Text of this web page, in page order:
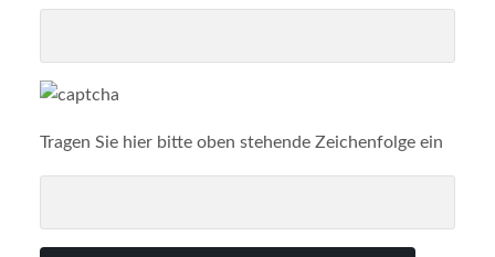
Tragen Sie hier bitte oben stehende Zeichenfolge ein